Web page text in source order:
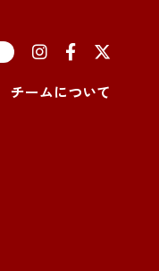
チームについて